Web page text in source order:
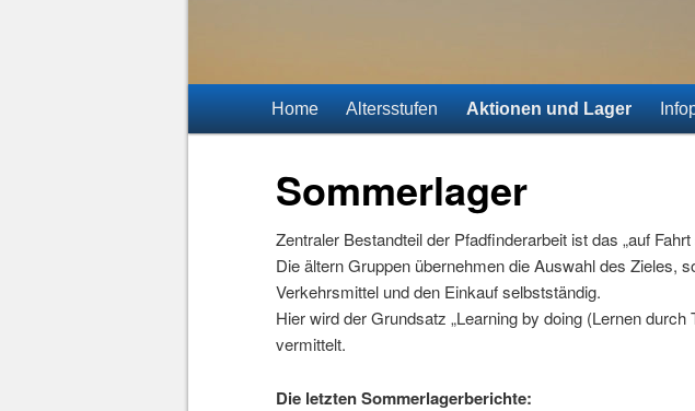
Hauptmenü Zum
wechseln
Zum
Inhalt
wechseln
Home Altersstufen Aktionen und Lager
Sommerlager
Zentraler Bestandteil der Pfadfinderarbeit ist das „auf
Die ältern Gruppen übernehmen die Auswahl des Zieles,
Verkehrsmittel und den Einkauf selbstständig.
Hier wird der Grundsatz „Learning by doing (Lernen
vermittelt.
Die letzten Sommerlagerberichte: